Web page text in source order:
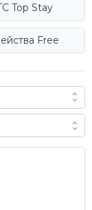
Top Stay
Free